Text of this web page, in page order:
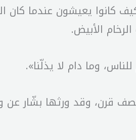
كانوا يعيشون عندما
الأبيض.
وما دام لا يذلّنا».
قرن، وقد ورثها بشّار